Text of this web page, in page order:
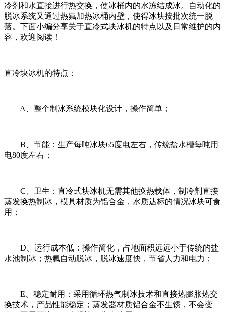
冷剂和水直接进行热交换，使冰桶内的水冻结成冰。自动化的
脱冰系统又通过热氟加热冰桶内壁，使得冰块按批次统一脱
落。下面小编分享关于直冷式块冰机的特点以及日常维护的内
容，欢迎阅读！
直冷块冰机的特点：
A、整个制冰系统模块化设计，操作简单；
B、节能：生产每吨冰块65度电左右，传统盐水槽每吨用
电80度左右；
C、卫生：直冷式块冰机无需其他换热载体，制冷剂直接
蒸发换热制冰，模具材质为铝合金，水质达标的情况冰块可食
用；
D、运行成本低：操作简化，占地面积远远小于传统的盐
水池制冰；热氟自动脱冰，脱冰速度快，节省人力和电力；
E、稳定耐用：采用循环热气制冰技术和直接热膨胀热交
换技术，产品性能稳定；蒸发器材质铝合金不生锈，不会变